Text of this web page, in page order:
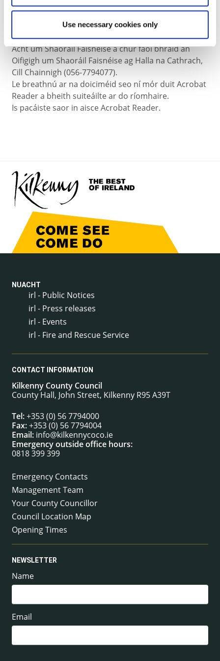
Use necessary cookies only
tá sé ar fáil do té is mian leis/léi a iniúchadh ag Halla
na Cathrach, Cill Chainnigh (Teil. 056 -7794000). Is
féidir ceist ar bith (056-7794077) a bhaineann leis an
Acht um Shaoráil Faisnéise a chur faoi bhráid an
Oifigigh um Shaoráil Faisnéise ag Halla na Cathrach,
Cill Chainnigh (056-7794077).
Le breathnú ar na doiciméid seo ní mór duit Acrobat
Reader a bheith suiteáilte ar do ríomhaire.
Is pacáiste saor in aisce Acrobat Reader.
NUACHT
irl - Public Notices
irl - Press releases
irl - Events
irl - Fire and Rescue Service
CONTACT INFORMATION
Kilkenny County Council
County Hall, John Street, Kilkenny R95 A39T
Tel:+353 (0) 56 7794000
Fax:+353 (0) 56 7794004
Email: info@kilkennycoco.ie
Emergency outside office hours:
0818 399 399
Emergency Contacts
Management Team
Your County Councillor
Council Location Map
Opening Times
NEWSLETTER
Name
Email